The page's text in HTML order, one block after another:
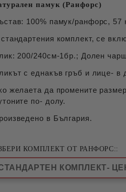
памук (Ранфорс)
100% памук/ранфорс, 57
комплект, се
200/240см-1бр.; Долен
с еднакъв гръб и лице- в
желаета да промените
по- долу.
в България.
КОМПЛЕКТ ОТ РАНФОРС::
КОМПЛЕКТ-